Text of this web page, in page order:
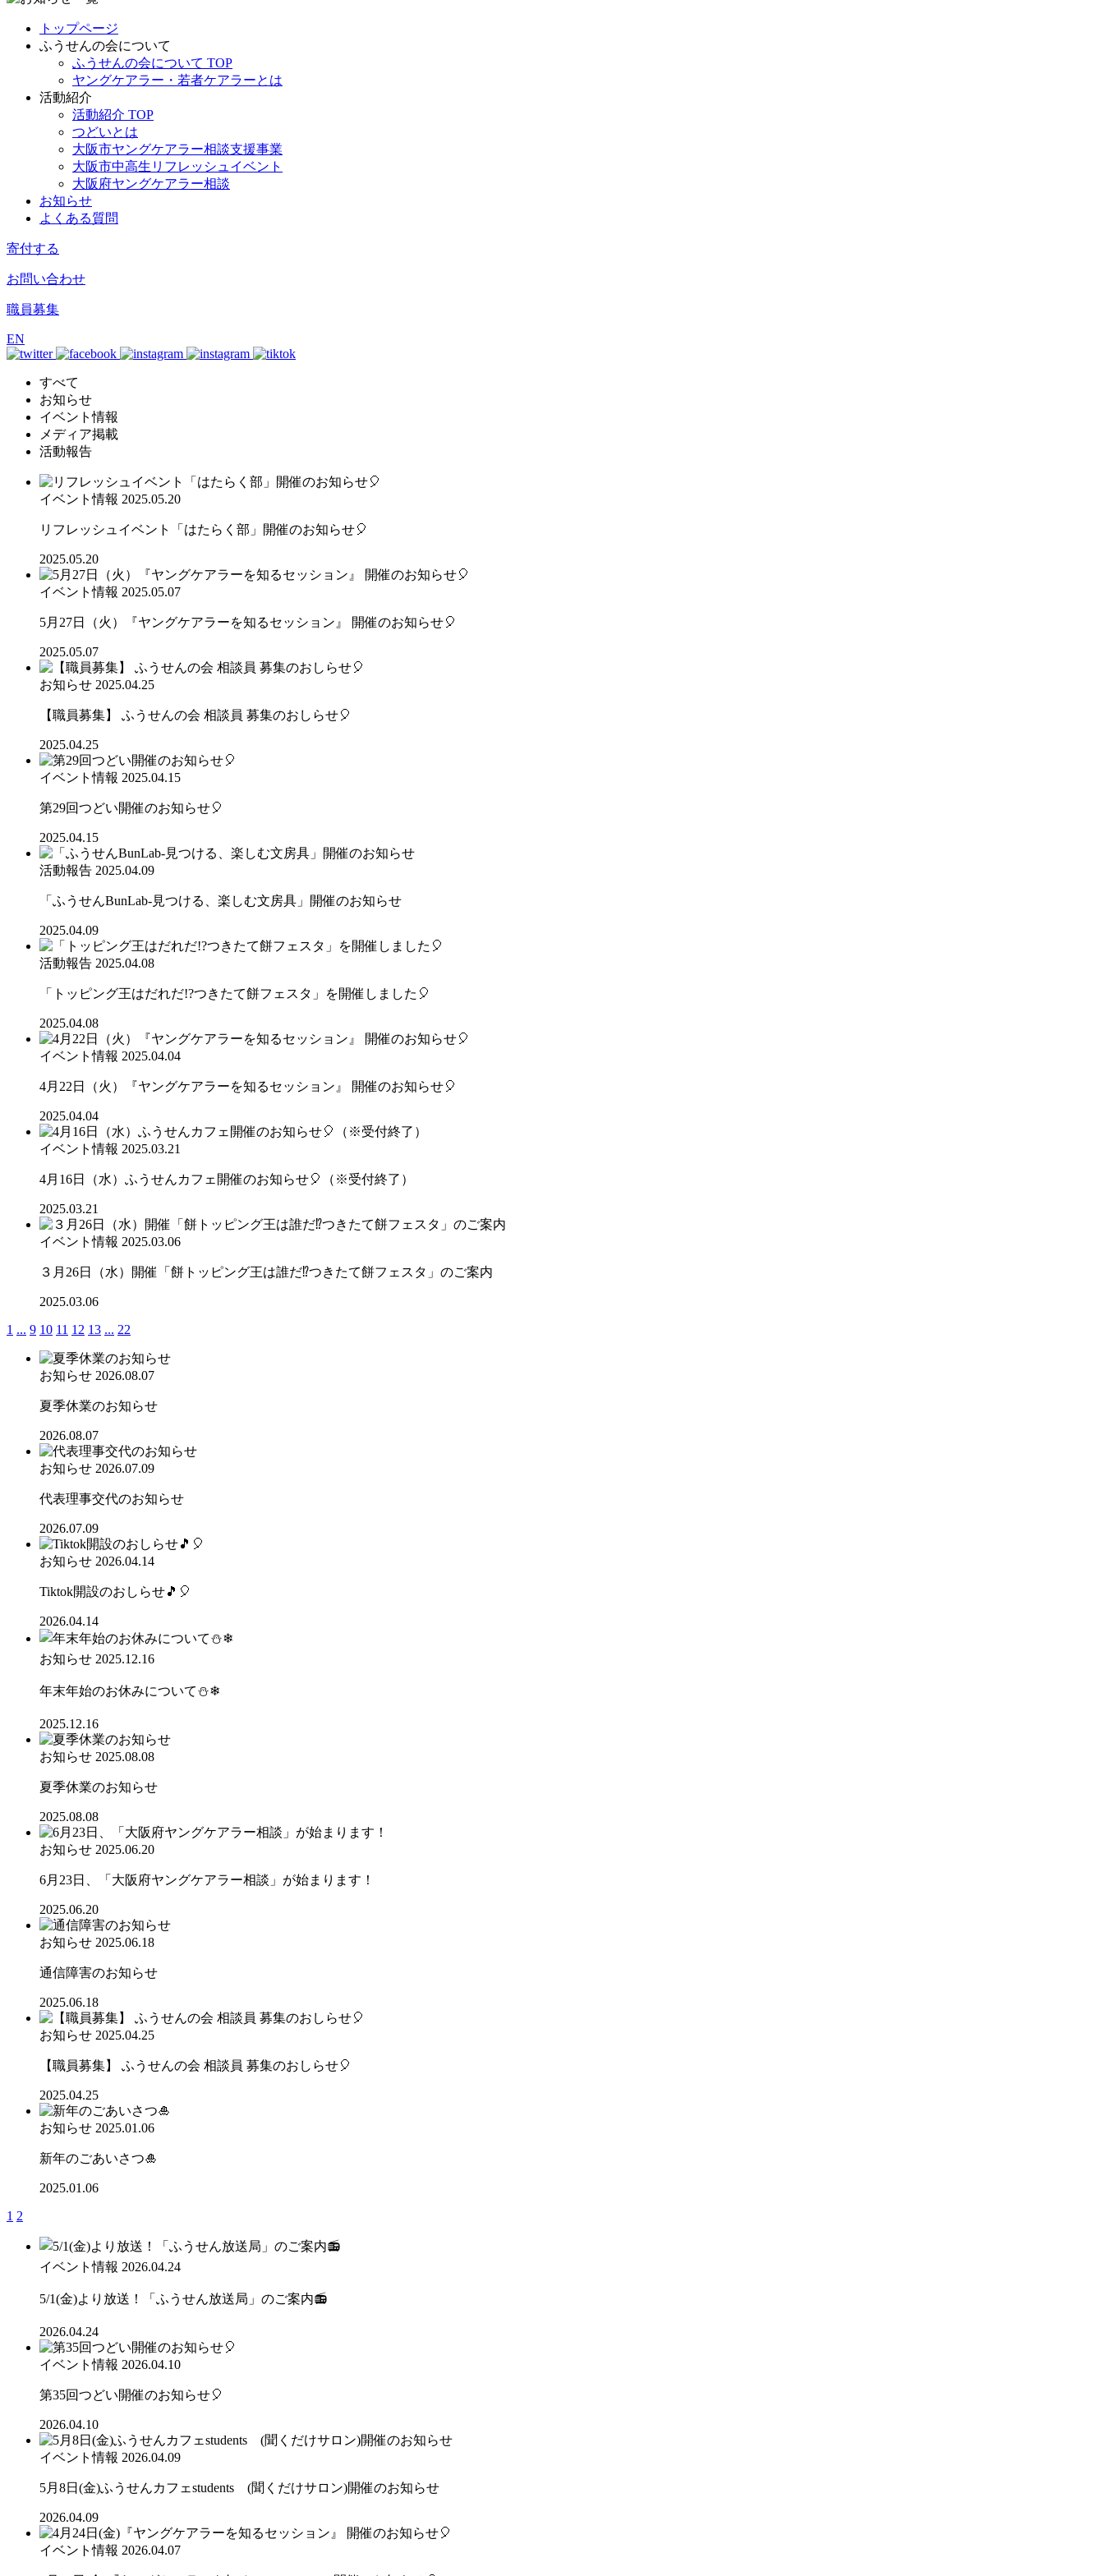
トップページ
ふうせんの会について
ふうせんの会について TOP
ヤングケアラー・若者ケアラーとは
活動紹介
活動紹介 TOP
つどいとは
大阪市ヤングケアラー相談支援事業
大阪市中高生リフレッシュイベント
大阪府ヤングケアラー相談
お知らせ
よくある質問
寄付する
お問い合わせ
職員募集
EN
すべて
お知らせ
イベント情報
メディア掲載
活動報告
イベント情報 2025.05.20
リフレッシュイベント「はたらく部」開催のお知らせ🎈
2025.05.20
イベント情報 2025.05.07
5月27日（火）『ヤングケアラーを知るセッション』 開催のお知らせ🎈
2025.05.07
お知らせ 2025.04.25
【職員募集】 ふうせんの会 相談員 募集のおしらせ🎈
2025.04.25
イベント情報 2025.04.15
第29回つどい開催のお知らせ🎈
2025.04.15
活動報告 2025.04.09
「ふうせんBunLab-見つける、楽しむ文房具」開催のお知らせ
2025.04.09
活動報告 2025.04.08
「トッピング王はだれだ!?つきたて餅フェスタ」を開催しました🎈
2025.04.08
イベント情報 2025.04.04
4月22日（火）『ヤングケアラーを知るセッション』 開催のお知らせ🎈
2025.04.04
イベント情報 2025.03.21
4月16日（水）ふうせんカフェ開催のお知らせ🎈（※受付終了）
2025.03.21
イベント情報 2025.03.06
３月26日（水）開催「餅トッピング王は誰だ⁉つきたて餅フェスタ」のご案内
2025.03.06
1 ... 9 10 11 12 13 ... 22
お知らせ 2026.08.07
夏季休業のお知らせ
2026.08.07
お知らせ 2026.07.09
代表理事交代のお知らせ
2026.07.09
お知らせ 2026.04.14
Tiktok開設のおしらせ🎵🎈
2026.04.14
お知らせ 2025.12.16
年末年始のお休みについて⛄❄
2025.12.16
お知らせ 2025.08.08
夏季休業のお知らせ
2025.08.08
お知らせ 2025.06.20
6月23日、「大阪府ヤングケアラー相談」が始まります！
2025.06.20
お知らせ 2025.06.18
通信障害のお知らせ
2025.06.18
お知らせ 2025.04.25
【職員募集】 ふうせんの会 相談員 募集のおしらせ🎈
2025.04.25
お知らせ 2025.01.06
新年のごあいさつ🎍
2025.01.06
1 2
イベント情報 2026.04.24
5/1(金)より放送！「ふうせん放送局」のご案内📻
2026.04.24
イベント情報 2026.04.10
第35回つどい開催のお知らせ🎈
2026.04.10
イベント情報 2026.04.09
5月8日(金)ふうせんカフェstudents (聞くだけサロン)開催のお知らせ
2026.04.09
イベント情報 2026.04.07